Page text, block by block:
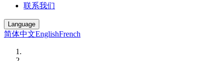
联系我们
Language
简体中文EnglishFrench